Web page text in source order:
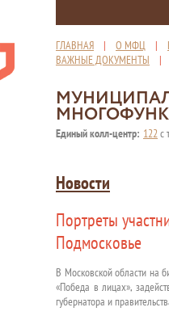
ГЛАВНАЯ | О МФЦ |
ВАЖНЫЕ ДОКУМЕНТЫ
Единый колл-центр: 122с
Новости
Портреты
Подмосковье
В Московской области на
«Победа в лицах»,
губернатора и